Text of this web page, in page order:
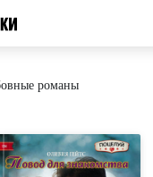
романы